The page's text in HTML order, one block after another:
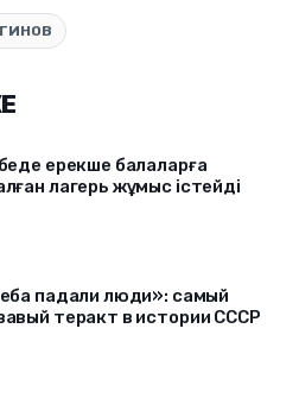
ерекше балаларға
лагерь жұмыс істейді
падали люди»: самый
теракт в истории СССР